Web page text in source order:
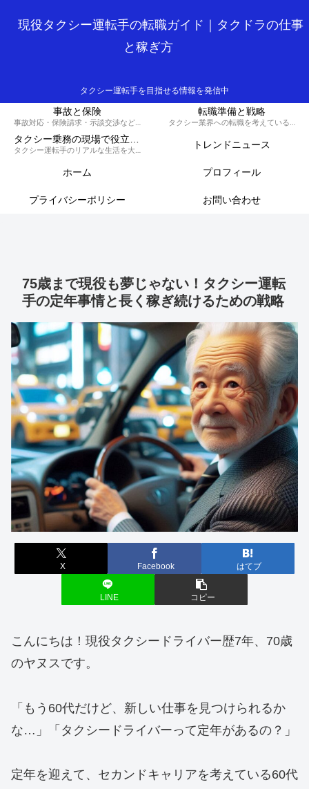
現役タクシー運転手の転職ガイド｜タクドラの仕事
と稼ぎ方
タクシー運転手を目指せる情報を発信中
事故と保険
事故対応・保険請求・示談交渉など、損しないための知識と対策を解説するカテゴリです。
転職準備と戦略
タクシー業界への転職を考えている方へ、履歴書の書き方や面接対策、必要な資格など、スムーズに転職を成功させるための戦略を解説します。
タクシー乗務の現場で役立つ実務集
タクシー運転手のリアルな生活を大公開！70歳現役ドライバーの晩御飯から転職のコツ、稼ぐノウハウ、トラブル回避術、外国人対応まで、タクシードライバーのライフスタイルをまるっとお届けします。 トレンドニュース
ホーム プロフィール
プライバシーポリシー お問い合わせ
75歳まで現役も夢じゃない！タクシー運転
手の定年事情と長く稼ぎ続けるための戦略
X Facebook はてブ
LINE コピー
こんにちは！現役タクシードライバー歴7年、70歳
のヤヌスです。
「もう60代だけど、新しい仕事を見つけられるか
な…」「タクシードライバーって定年があるの？」
定年を迎えて、セカンドキャリアを考えている60代